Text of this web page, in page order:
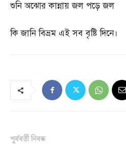
শুনি অঝোর কান্নায় জল পড়ে জল
কি জানি বিভ্রম এই সব বৃষ্টি দিনে।
পূর্ববর্তী নিবন্ধ